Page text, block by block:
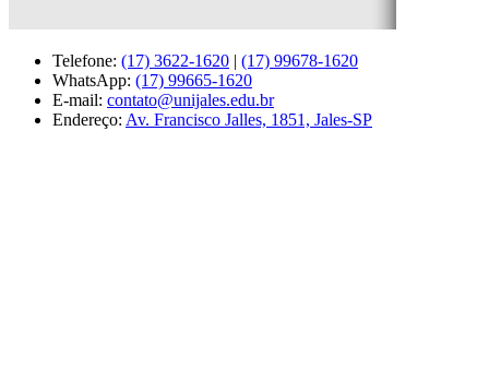
Telefone: (17) 3622-1620 | (17) 99678-1620
WhatsApp: (17) 99665-1620
E-mail: contato@unijales.edu.br
Endereço: Av. Francisco Jalles, 1851, Jales-SP